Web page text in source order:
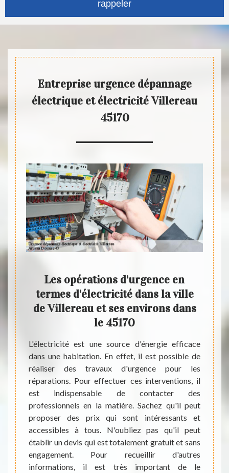
Entreprise urgence dépannage
électrique et électricité Villereau
45170
est
avez
la
pour
il
de
et
Les opérations d'urgence en
termes d'électricité dans la ville
de Villereau et ses environs dans
le 45170
L'électricité est une source d'énergie efficace
dans une habitation. En effet, il est possible de
réaliser des travaux d'urgence pour les
réparations. Pour effectuer ces interventions, il
est indispensable de contacter des
professionnels en la matière. Sachez qu'il peut
proposer des prix qui sont intéressants et
accessibles à tous. N'oubliez pas qu'il peut
établir un devis qui est totalement gratuit et sans
engagement. Pour recueillir d'autres
informations, il est très important de le
Les
les
45
coup